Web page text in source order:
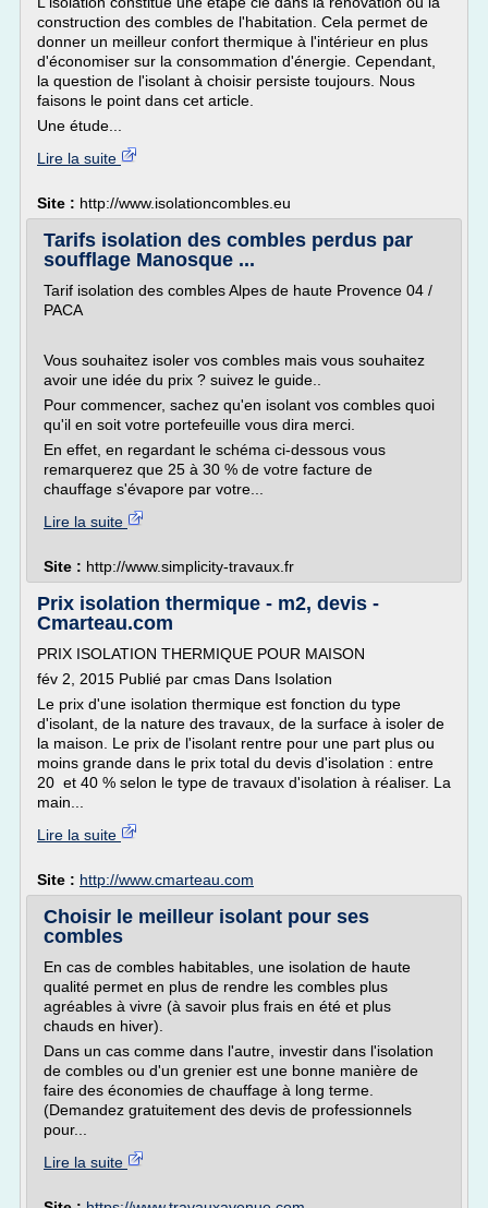
construction des combles de l'habitation. Cela permet de
donner un meilleur confort thermique à l'intérieur en plus
d'économiser sur la consommation d'énergie. Cependant,
la question de l'isolant à choisir persiste toujours. Nous
faisons le point dans cet article.
Une étude...
Lire la suite
Site : http://www.isolationcombles.eu
Tarifs isolation des combles perdus par
soufflage Manosque ...
Tarif isolation des combles Alpes de haute Provence 04 /
PACA
Vous souhaitez isoler vos combles mais vous souhaitez
avoir une idée du prix ? suivez le guide..
Pour commencer, sachez qu'en isolant vos combles quoi
qu'il en soit votre portefeuille vous dira merci.
En effet, en regardant le schéma ci-dessous vous
remarquerez que 25 à 30 % de votre facture de
chauffage s'évapore par votre...
Lire la suite
Site : http://www.simplicity-travaux.fr
Prix isolation thermique - m2, devis -
Cmarteau.com
PRIX ISOLATION THERMIQUE POUR MAISON
fév 2, 2015 Publié par cmas Dans Isolation
Le prix d'une isolation thermique est fonction du type
d'isolant, de la nature des travaux, de la surface à isoler de
la maison. Le prix de l'isolant rentre pour une part plus ou
moins grande dans le prix total du devis d'isolation : entre
20 et 40 % selon le type de travaux d'isolation à réaliser. La
main...
Lire la suite
Site : http://www.cmarteau.com
Choisir le meilleur isolant pour ses
combles
En cas de combles habitables, une isolation de haute
qualité permet en plus de rendre les combles plus
agréables à vivre (à savoir plus frais en été et plus
chauds en hiver).
Dans un cas comme dans l'autre, investir dans l'isolation
de combles ou d'un grenier est une bonne manière de
faire des économies de chauffage à long terme.
(Demandez gratuitement des devis de professionnels
pour...
Lire la suite